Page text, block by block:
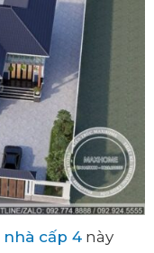
nhà cấp 4 này